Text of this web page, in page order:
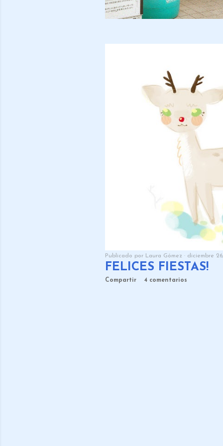
Publicado por Laura Gómez diciembre
FELICES FIESTAS!
Compartir 4 comentarios